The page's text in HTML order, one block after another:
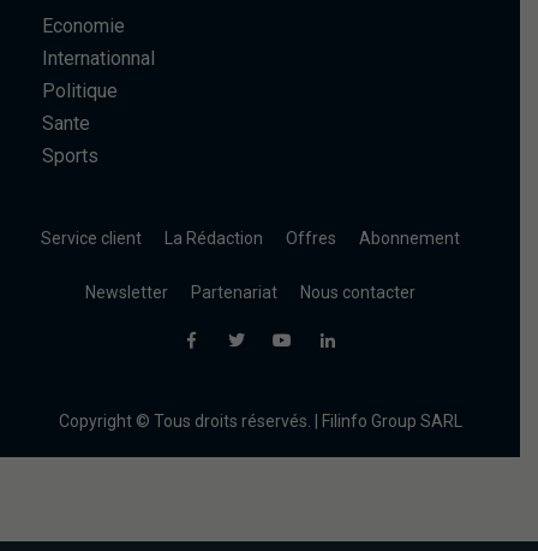
Economie
Internationnal
Politique
Sante
Sports
Service client La Rédaction Offres Abonnement
Newsletter Partenariat Nous contacter
Copyright © Tous droits réservés. | Filinfo Group SARL